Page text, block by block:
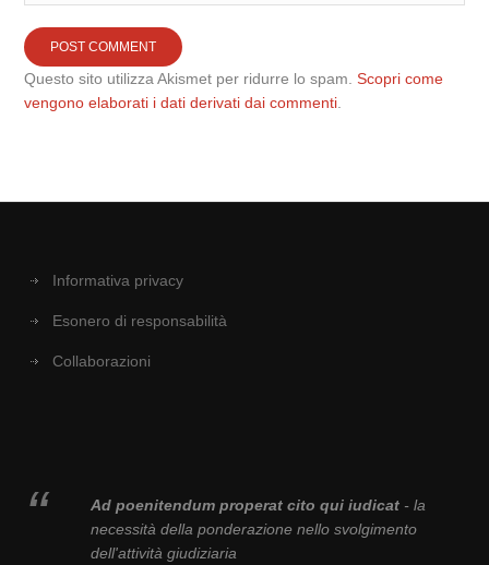
Questo sito utilizza Akismet per ridurre lo spam.Scopri come
vengono elaborati i dati derivati dai commenti
Informativa privacy
Esonero di responsabilità
Collaborazioni
Ad poenitendum properat cito qui iudicat- la
necessità della ponderazione nello svolgimento
dell'attività giudiziaria